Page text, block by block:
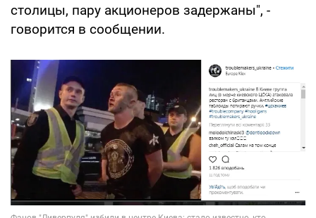
столицы, пару акционеров задержаны", -
говорится в сообщении.